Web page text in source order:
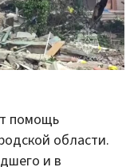
помощь
области.
и в